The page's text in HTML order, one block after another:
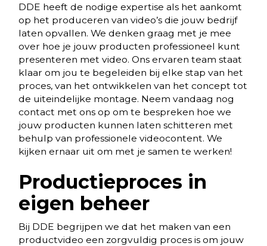
DDE heeft de nodige expertise als het aankomt
op het produceren van video’s die jouw bedrijf
laten opvallen. We denken graag met je mee
over hoe je jouw producten professioneel kunt
presenteren met video. Ons ervaren team staat
klaar om jou te begeleiden bij elke stap van het
proces, van het ontwikkelen van het concept tot
de uiteindelijke montage. Neem vandaag nog
contact met ons op om te bespreken hoe we
jouw producten kunnen laten schitteren met
behulp van professionele videocontent. We
kijken ernaar uit om met je samen te werken!
Productieproces in
eigen beheer
Bij DDE begrijpen we dat het maken van een
productvideo een zorgvuldig proces is om jouw